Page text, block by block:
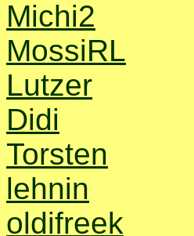
Michi2
MossiRL
Lutzer
Didi
Torsten
lehnin
oldifreek